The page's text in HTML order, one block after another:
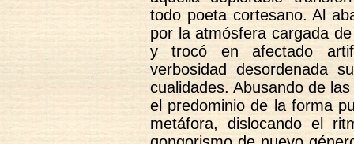
todo poeta cortesano. Al
por la atmósfera cargada
y trocó en afectado
verbosidad desordenada
cualidades. Abusando de
el predominio de la forma
metáfora, dislocando el